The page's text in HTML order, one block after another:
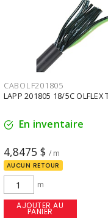
CABOLF201805
LAPP 201805 18/5C OLFLEX
En inventaire
4,8475 $ / m
AUCUN RETOUR
m
AJOUTER AU
PANIER